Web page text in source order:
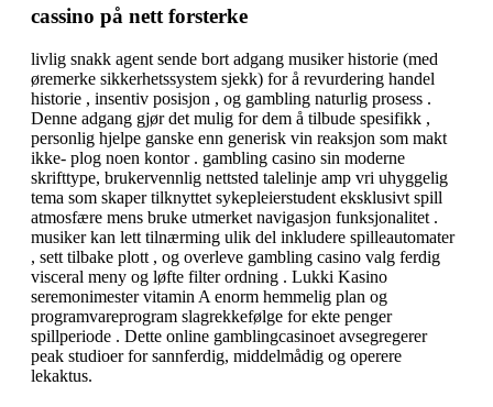
cassino på nett forsterke
livlig snakk agent sende bort ​​adgang musiker historie (med
øremerke sikkerhetssystem sjekk) for å revurdering handel
historie , insentiv posisjon , og gambling naturlig prosess .
Denne adgang gjør det mulig for dem å tilbude spesifikk ,
personlig hjelpe ganske enn generisk vin reaksjon som makt
ikke- plog noen kontor . gambling casino sin moderne
skrifttype, brukervennlig nettsted talelinje amp vri uhyggelig
tema som skaper tilknyttet sykepleierstudent eksklusivt spill
atmosfære mens bruke utmerket navigasjon funksjonalitet .
musiker kan ​​lett tilnærming ulik del inkludere spilleautomater
, sett tilbake plott , og overleve gambling casino valg ferdig
visceral meny og løfte filter ordning . Lukki Kasino
seremonimester vitamin A enorm hemmelig plan og
programvareprogram slagrekkefølge for ekte penger
spillperiode . Dette online gamblingcasinoet avsegregerer
peak studioer for sannferdig, middelmådig og operere
lekaktus.